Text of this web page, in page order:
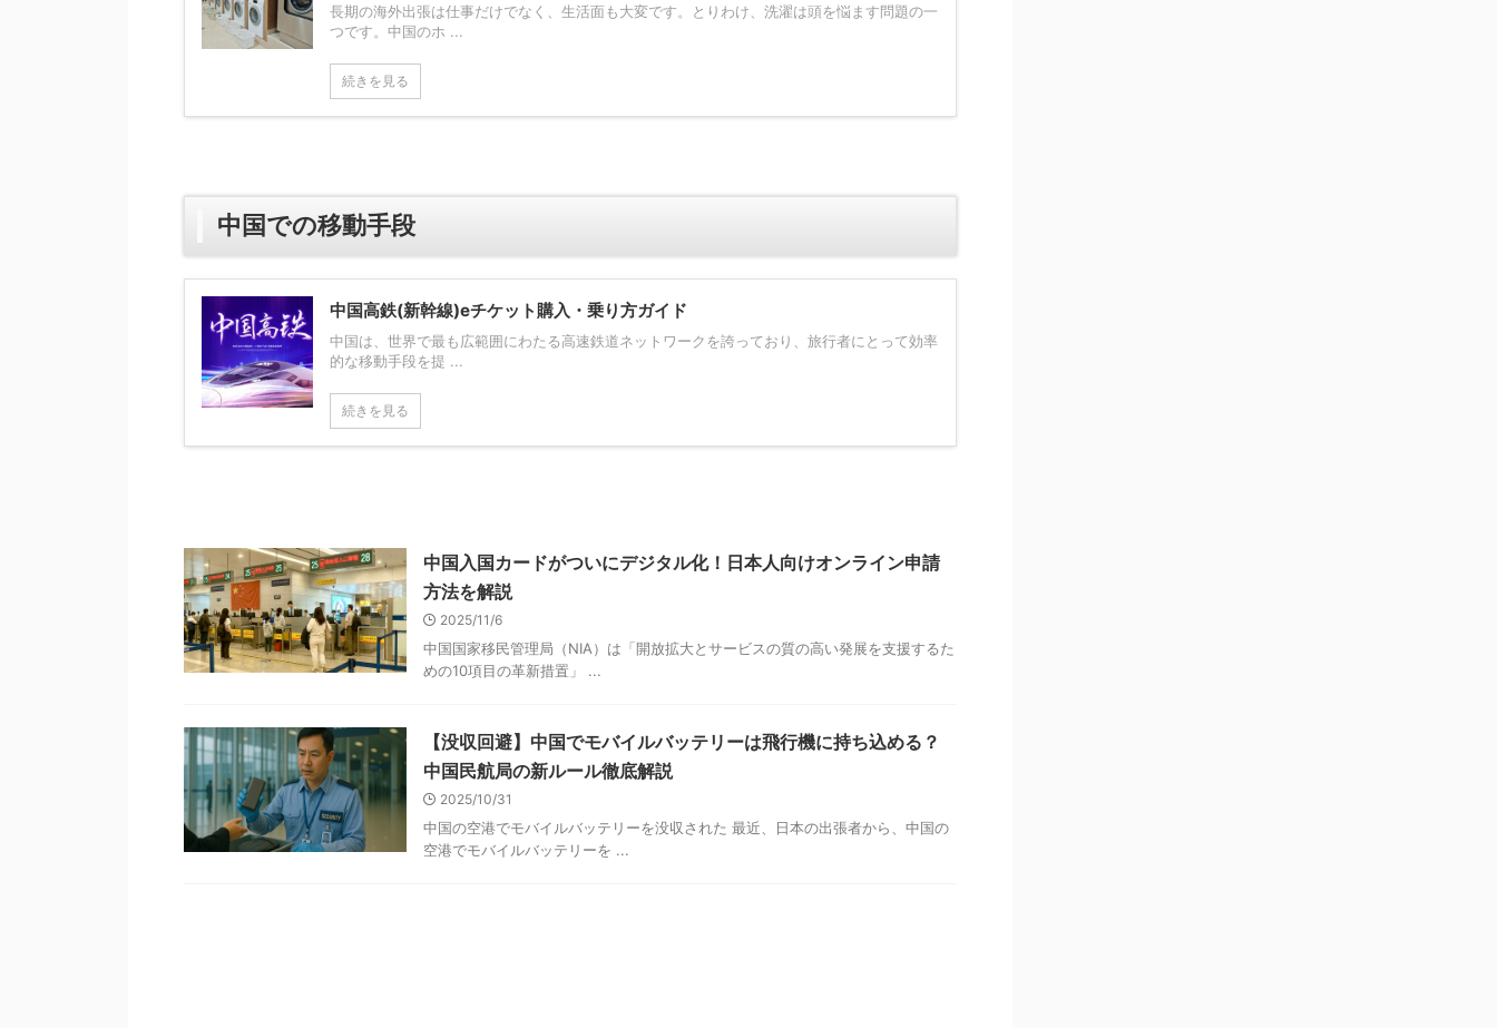
長期の海外出張は仕事だけでなく、生活面も大変です。とりわけ、洗濯は頭を悩ます問題の一
つです。中国のホ ...
続きを見る
中国での移動手段
中国高鉄(新幹線)eチケット購入・乗り方ガイド
中国は、世界で最も広範囲にわたる高速鉄道ネットワークを誇っており、旅行者にとって効率
的な移動手段を提 ...
続きを見る
中国入国カードがついにデジタル化！日本人向けオンライン申請
方法を解説
2025/11/6
中国国家移民管理局（NIA）は「開放拡大とサービスの質の高い発展を支援するた
めの10項目の革新措置」 ...
【没収回避】中国でモバイルバッテリーは飛行機に持ち込める？
中国民航局の新ルール徹底解説
2025/10/31
中国の空港でモバイルバッテリーを没収された 最近、日本の出張者から、中国の
空港でモバイルバッテリーを ...